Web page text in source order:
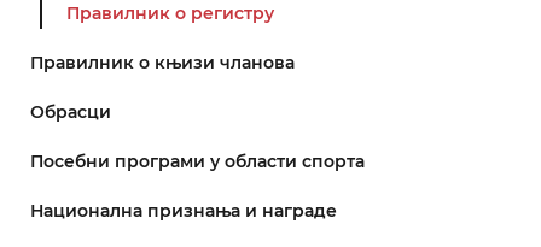
Правилник о регистру
Правилник о књизи чланова
Обрасци
Посебни програми у области спорта
Национална признања и награде